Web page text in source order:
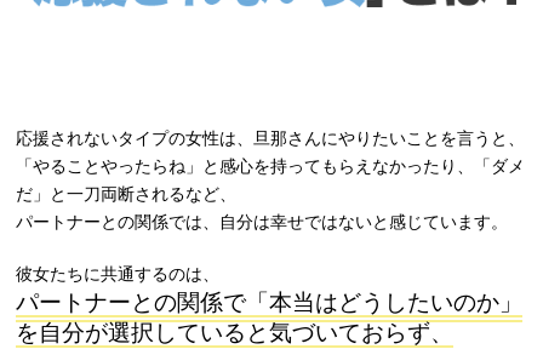
応援されないタイプの女性は、旦那さんにやりたいことを言うと、
「やることやったらね」と感心を持ってもらえなかったり、「ダメ
だ」と一刀両断されるなど、
パートナーとの関係では、自分は幸せではないと感じています。
彼女たちに共通するのは、
パートナーとの関係で「本当はどうしたいのか」
を自分が選択していると気づいておらず、